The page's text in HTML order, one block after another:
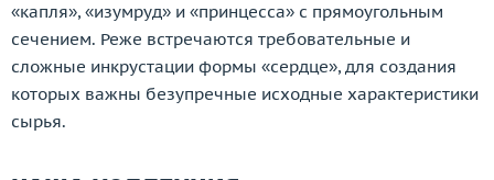
«капля», «изумруд» и «принцесса» с прямоугольным
сечением. Реже встречаются требовательные и
сложные инкрустации формы «сердце», для создания
которых важны безупречные исходные характеристики
сырья.